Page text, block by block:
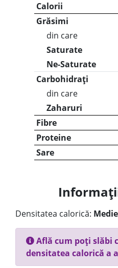
Calorii
Grăsimi
din care
Saturate
Ne-Saturate
Carbohidrați
din care
Zaharuri
Fibre
Proteine
Sare
Densitatea calorică:
Află cum poți slăbi
densitatea calorică a